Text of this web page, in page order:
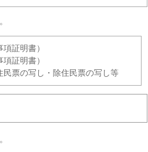
証明書）
証明書）
票の写し・除住民票の写し等